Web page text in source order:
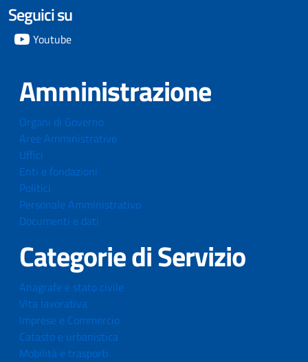
Seguici su
Youtube
Amministrazione
Organi di Governo
Aree Amministrative
Uffici
Enti e fondazioni
Politici
Personale Amministrativo
Documenti e dati
Categorie di Servizio
Anagrafe e stato civile
Vita lavorativa
Imprese e Commercio
Catasto e urbanistica
Mobilità e trasporti